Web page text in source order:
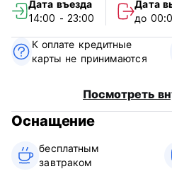
евро за обед или ужин на
Дар Имулад - Правила и
Условия отмены: за 1 день до
снята стоимость первой ночи
Заезд с 14:00 до 23:00.
Оплата по прибытии только
Дата въезда
14:00 - 23:00
Дата
до
К оплате кредитные
карты не принимаются
Посмотреть
Оснащение
бесплатным
завтраком‎